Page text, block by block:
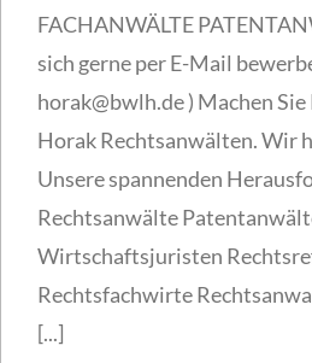
FACHANWÄLTE
sich gerne per E-Mail
horak@bwlh.de ) Machen
Horak Rechtsanwälten. Wir
Unsere spannenden
Rechtsanwälte
Wirtschaftsjuristen
Rechtsfachwirte
[...]